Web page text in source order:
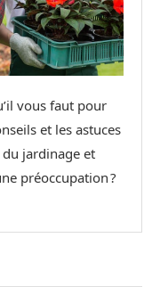
vous faut pour
et les astuces
jardinage et
préoccupation ?